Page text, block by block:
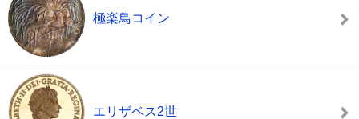
極楽鳥コイン
エリザベス2世